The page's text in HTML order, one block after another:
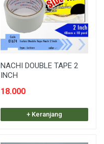
NACHI DOUBLE TAPE 2
INCH
18.000
+ Keranjang